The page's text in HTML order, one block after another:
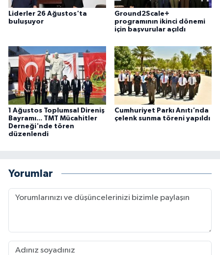
Liderler 26 Ağustos'ta
buluşuyor
Ground2Scale+
programının ikinci dönemi
için başvurular açıldı
1 Ağustos Toplumsal Direniş
Bayramı... TMT Mücahitler
Derneği'nde tören
düzenlendi
Cumhuriyet Parkı Anıtı'nda
çelenk sunma töreni yapıldı
Yorumlar